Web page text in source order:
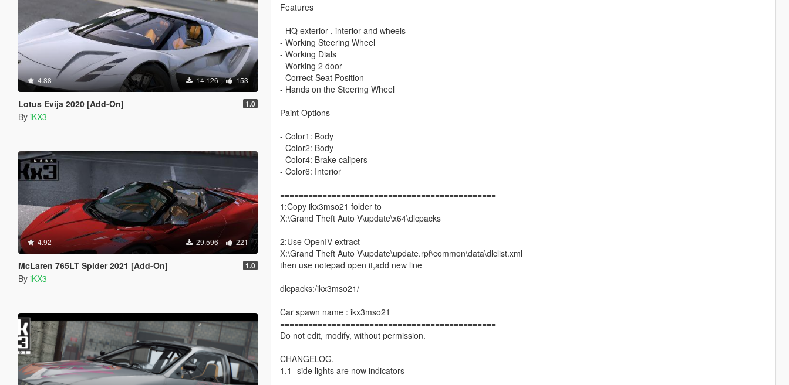
4.88 14.126 153
Lotus Evija 2020 [Add-On] 1.0
By iKX3
4.92 29.596 221
McLaren 765LT Spider 2021 [Add-On] 1.0
By iKX3
Features
- HQ exterior , interior and wheels
- Working Steering Wheel
- Working Dials
- Working 2 door
- Correct Seat Position
- Hands on the Steering Wheel
Paint Options
- Color1: Body
- Color2: Body
- Color4: Brake calipers
- Color6: Interior
==============================================
1:Copy ikx3mso21 folder to
X:\Grand Theft Auto V\update\x64\dlcpacks
2:Use OpenIV extract
X:\Grand Theft Auto V\update\update.rpf\common\data\dlclist.xml
then use notepad open it,add new line
dlcpacks:/ikx3mso21/
Car spawn name : ikx3mso21
==============================================
Do not edit, modify, without permission.
CHANGELOG.-
1.1- side lights are now indicators